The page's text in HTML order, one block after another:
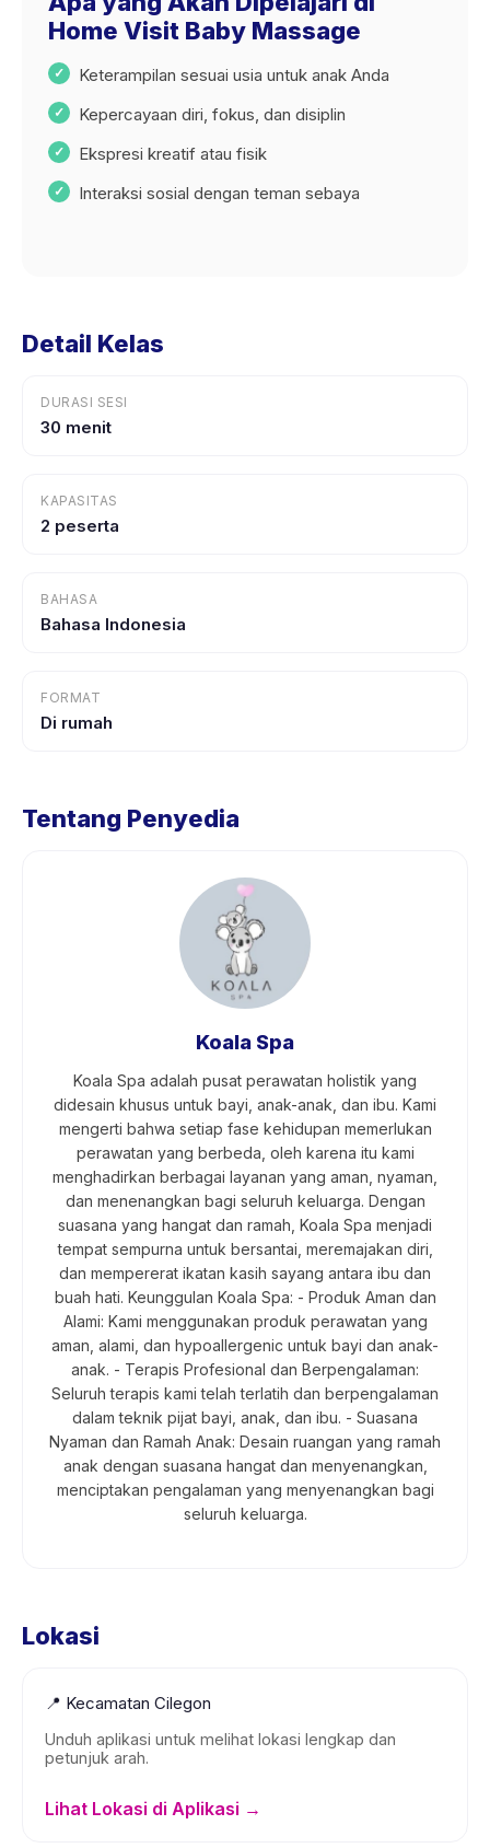
Home Visit Baby Massage
Keterampilan sesuai usia untuk anak Anda
Kepercayaan diri, fokus, dan disiplin
Ekspresi kreatif atau fisik
Interaksi sosial dengan teman sebaya
Detail Kelas
DURASI SESI
30 menit
KAPASITAS
2 peserta
BAHASA
Bahasa Indonesia
FORMAT
Di rumah
Tentang Penyedia
Koala Spa
Koala Spa adalah pusat perawatan holistik yang
didesain khusus untuk bayi, anak-anak, dan ibu. Kami
mengerti bahwa setiap fase kehidupan memerlukan
perawatan yang berbeda, oleh karena itu kami
menghadirkan berbagai layanan yang aman, nyaman,
dan menenangkan bagi seluruh keluarga. Dengan
suasana yang hangat dan ramah, Koala Spa menjadi
tempat sempurna untuk bersantai, meremajakan diri,
dan mempererat ikatan kasih sayang antara ibu dan
buah hati. Keunggulan Koala Spa: - Produk Aman dan
Alami: Kami menggunakan produk perawatan yang
aman, alami, dan hypoallergenic untuk bayi dan anak-
anak. - Terapis Profesional dan Berpengalaman:
Seluruh terapis kami telah terlatih dan berpengalaman
dalam teknik pijat bayi, anak, dan ibu. - Suasana
Nyaman dan Ramah Anak: Desain ruangan yang ramah
anak dengan suasana hangat dan menyenangkan,
menciptakan pengalaman yang menyenangkan bagi
seluruh keluarga.
Lokasi
📍 Kecamatan Cilegon
Unduh aplikasi untuk melihat lokasi lengkap dan
petunjuk arah.
Lihat Lokasi di Aplikasi →